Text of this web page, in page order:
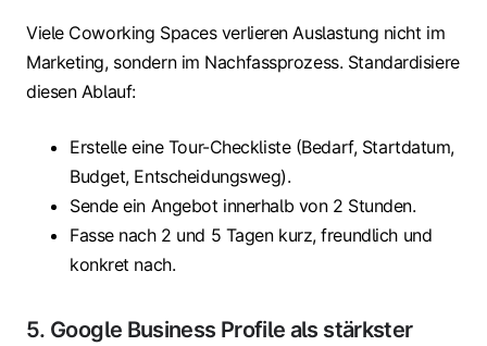
Viele Coworking Spaces verlieren Auslastung nicht im
Marketing, sondern im Nachfassprozess. Standardisiere
diesen Ablauf:
Erstelle eine Tour-Checkliste (Bedarf, Startdatum,
Budget, Entscheidungsweg).
Sende ein Angebot innerhalb von 2 Stunden.
Fasse nach 2 und 5 Tagen kurz, freundlich und
konkret nach.
5. Google Business Profile als stärkster